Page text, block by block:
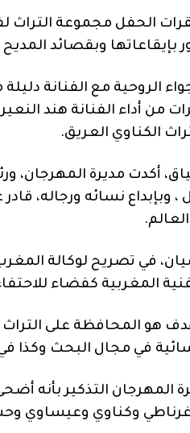
الحفل مجموعة التراث
بإيقاعاتها وبقصائد
الروحية مع الفنانة
من أداء الفنانة هند
الكناوي العريق.
أكدت مديرة المهرجان،
، وبإبداع نسائه ورجاله،
في تصريح لوكالة المغرب
المغربية كفضاء
هو المحافظة على
في مجال البحث وكذا
المهرجان التذكير بأنه
وكناوي وعيساوي